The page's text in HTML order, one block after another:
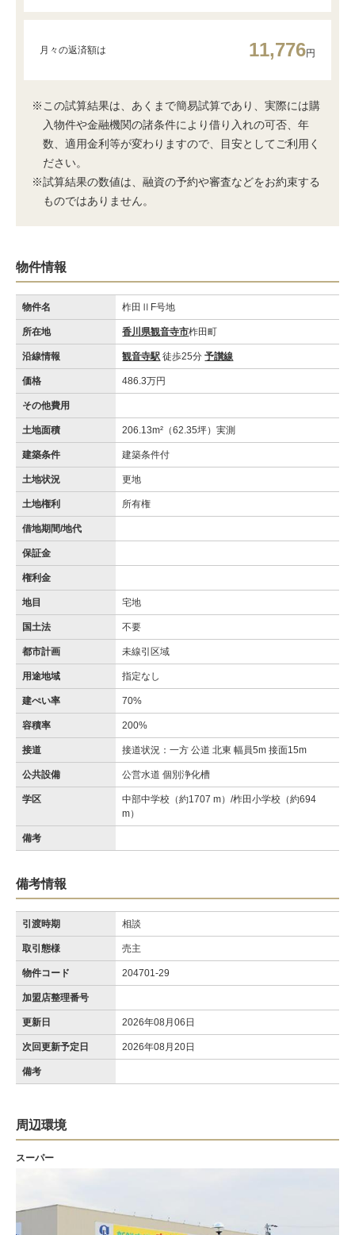
月々の返済額は 11,776円
※この試算結果は、あくまで簡易試算であり、実際には購
入物件や金融機関の諸条件により借り入れの可否、年
数、適用金利等が変わりますので、目安としてご利用く
ださい。
※試算結果の数値は、融資の予約や審査などをお約束する
ものではありません。
物件情報
物件名 柞田ⅡF号地
所在地 香川県観音寺市柞田町
沿線情報 観音寺駅 徒歩25分予讃線
価格 486.3万円
その他費用
土地面積 206.13m²（62.35坪）実測
建築条件 建築条件付
土地状況 更地
土地権利 所有権
借地期間/地代
保証金
権利金
地目 宅地
国土法 不要
都市計画 未線引区域
用途地域 指定なし
建ぺい率 70%
容積率 200%
接道 接道状況：一方 公道 北東 幅員5m 接面15m
公共設備 公営水道 個別浄化槽
学区
中部中学校（約1707 m）/柞田小学校（約694
m）
備考
備考情報
引渡時期 相談
取引態様 売主
物件コード 204701-29
加盟店整理番号
更新日 2026年08月06日
次回更新予定日 2026年08月20日
備考
周辺環境
スーパー